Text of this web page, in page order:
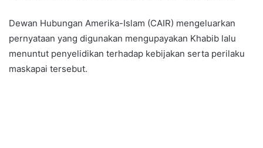
Dewan Hubungan Amerika-Islam (CAIR) mengeluarkan
pernyataan yang digunakan mengupayakan Khabib lalu
menuntut penyelidikan terhadap kebijakan serta perilaku
maskapai tersebut.